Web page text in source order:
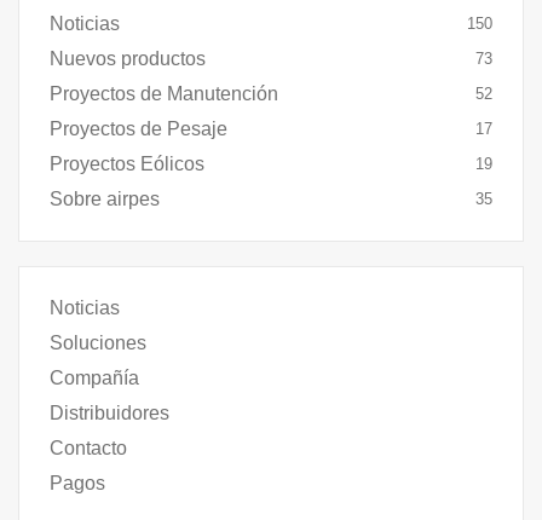
Noticias 150
Nuevos productos 73
Proyectos de Manutención 52
Proyectos de Pesaje 17
Proyectos Eólicos 19
Sobre airpes 35
Noticias
Soluciones
Compañía
Distribuidores
Contacto
Pagos